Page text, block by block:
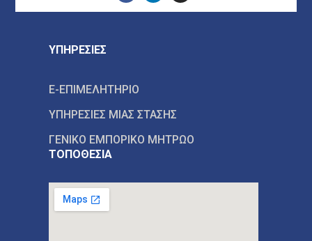
ΥΠΗΡΕΣΙΕΣ
E-ΕΠΙΜΕΛΗΤΗΡΙΟ
ΥΠΗΡΕΣΙΕΣ ΜΙΑΣ ΣΤΑΣΗΣ
ΓΕΝΙΚΟ ΕΜΠΟΡΙΚΟ ΜΗΤΡΩΟ
ΤΟΠΟΘΕΣΙΑ